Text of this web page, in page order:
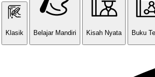
Klasik Belajar Mandiri Kisah Nyata Buku